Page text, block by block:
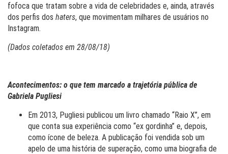
fofoca que tratam sobre a vida de celebridades e, ainda, através
dos perfis dos haters, que movimentam milhares de usuários no
Instagram.
(Dados coletados em 28/08/18)
Acontecimentos: o que tem marcado a trajetória pública de
Gabriela Pugliesi
Em 2013, Pugliesi publicou um livro chamado “Raio X”, em
que conta sua experiência como “ex gordinha” e, depois,
como ícone de beleza. A publicação foi vendida sob um
apelo de uma história de superação, como uma biografia de